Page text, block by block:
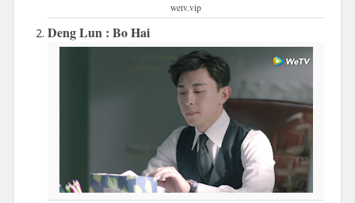
wetv.vip
Deng Lun : Bo Hai